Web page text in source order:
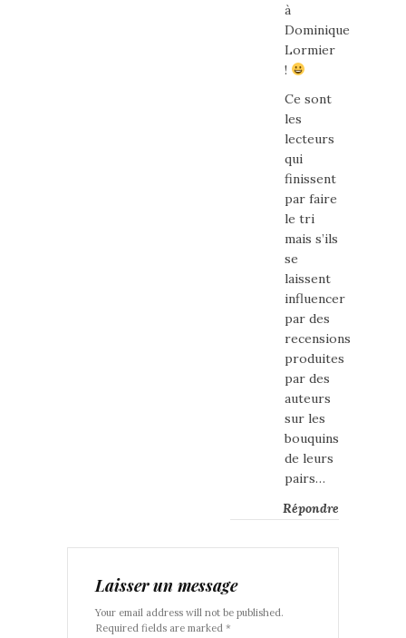
à
Dominique
Lormier
!
Ce sont
les
lecteurs
qui
finissent
par faire
le tri
mais s’ils
se
laissent
influencer
par des
recensions
produites
par des
auteurs
sur les
bouquins
de leurs
pairs…
Répondre
Laisser un message
Your email address will not be published.
Required fields are marked *